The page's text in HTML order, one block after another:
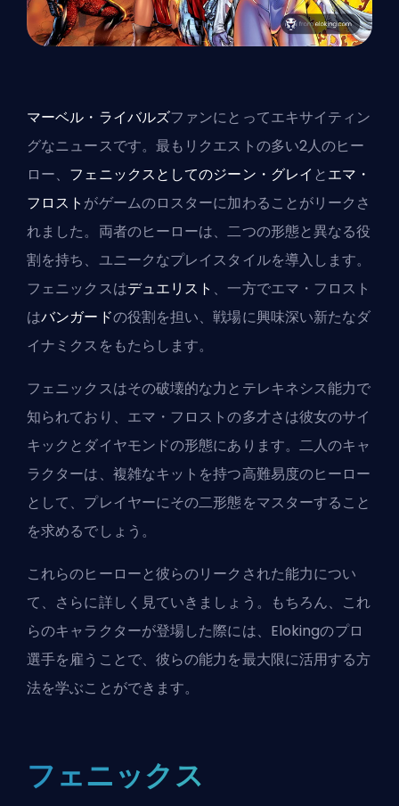
マーベル・ライバルズファンにとってエキサイティン
グなニュースです。最もリクエストの多い2人のヒー
ロー、 フェニックスとしてのジーン・グレイ とエマ・
フロスト がゲームのロスターに加わることがリークさ
れました。両者のヒーローは、二つの形態と異なる役
割を持ち、ユニークなプレイスタイルを導入します。
フェニックスはデュエリスト 、一方でエマ・フロスト
はバンガードの役割を担い、戦場に興味深い新たなダ
イナミクスをもたらします。
フェニックスはその破壊的な力とテレキネシス能力で
知られており、エマ・フロストの多才さは彼女のサイ
キックとダイヤモンドの形態にあります。二人のキャ
ラクターは、複雑なキットを持つ高難易度のヒーロー
として、プレイヤーにその二形態をマスターすること
を求めるでしょう。
これらのヒーローと彼らのリークされた能力につい
て、さらに詳しく見ていきましょう。もちろん、これ
らのキャラクターが登場した際には、 Elokingのプロ
選手を雇う ことで、彼らの能力を最大限に活用する方
法を学ぶことができます。
フェニックス